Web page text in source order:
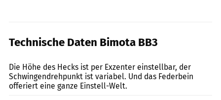
Technische Daten Bimota BB3
Die Höhe des Hecks ist per Exzenter einstellbar, der
Schwingendrehpunkt ist variabel. Und das Federbein
offeriert eine ganze Einstell-Welt.